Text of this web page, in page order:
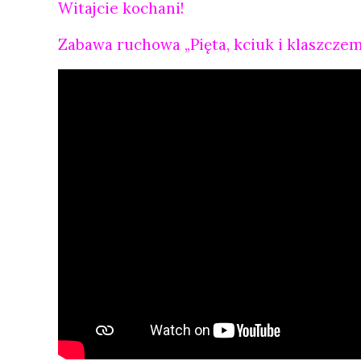
Witajcie kochani!
Zabawa ruchowa „Pięta, kciuk i